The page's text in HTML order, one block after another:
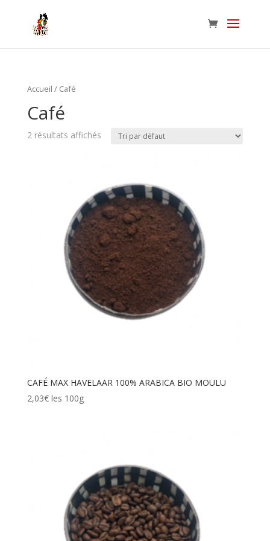
Accueil / Café
Café
2 résultats affichés
CAFÉ MAX HAVELAAR 100% ARABICA BIO MOULU
2,03€ les 100g